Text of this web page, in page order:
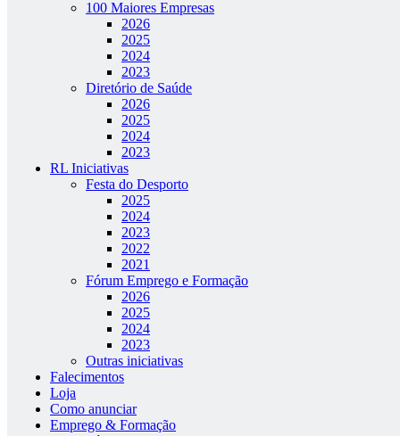
100 Maiores Empresas
2026
2025
2024
2023
Diretório de Saúde
2026
2025
2024
2023
RL Iniciativas
Festa do Desporto
2025
2024
2023
2022
2021
Fórum Emprego e Formação
2026
2025
2024
2023
Outras iniciativas
Falecimentos
Loja
Como anunciar
Emprego & Formação